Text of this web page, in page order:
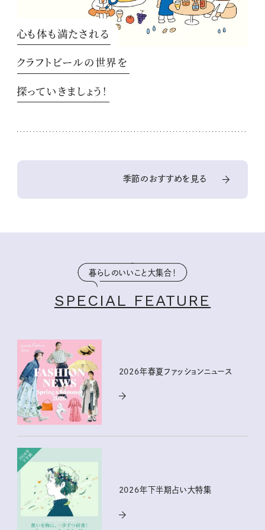
心も体も満たされる
クラフトビールの世界を
探っていきましょう！
季節のおすすめを見る
暮らしのいいこと大集合！
SPECIAL FEATURE
2026年春夏ファッションニュース
2026年下半期占い大特集